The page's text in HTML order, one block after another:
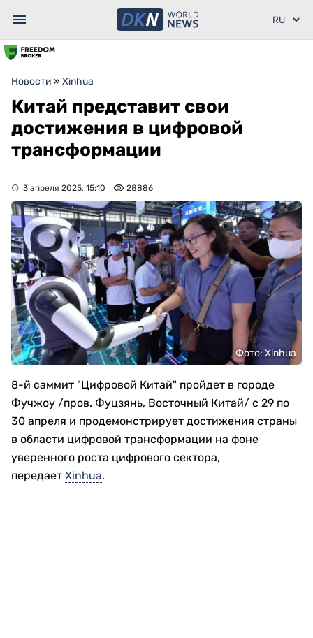
Новости » Xinhua
Китай представит свои
достижения в цифровой
трансформации
3 апреля 2025, 15:10 28886
Фото: Xinhua
8-й саммит "Цифровой Китай" пройдет в городе
Фучжоу /пров. Фуцзянь, Восточный Китай/ с 29 по
30 апреля и продемонстрирует достижения страны
в области цифровой трансформации на фоне
уверенного роста цифрового сектора,
передает Xinhua.